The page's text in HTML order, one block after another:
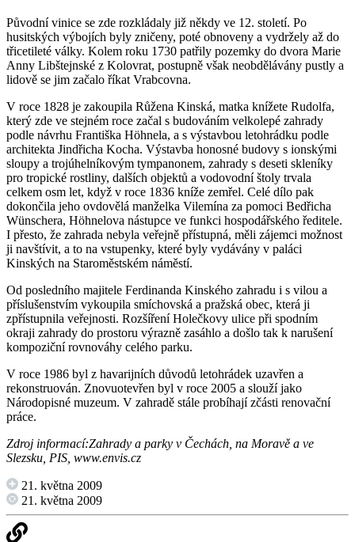
Původní vinice se zde rozkládaly již někdy ve 12. století. Po
husitských výbojích byly zničeny, poté obnoveny a vydržely až do
třicetileté války. Kolem roku 1730 patřily pozemky do dvora Marie
Anny Libštejnské z Kolovrat, postupně však neobdělávány pustly a
lidově se jim začalo říkat Vrabcovna.
V roce 1828 je zakoupila Růžena Kinská, matka knížete Rudolfa,
který zde ve stejném roce začal s budováním velkolepé zahrady
podle návrhu Františka Höhnela, a s výstavbou letohrádku podle
architekta Jindřicha Kocha. Výstavba honosné budovy s ionskými
sloupy a trojúhelníkovým tympanonem, zahrady s deseti skleníky
pro tropické rostliny, dalších objektů a vodovodní štoly trvala
celkem osm let, když v roce 1836 kníže zemřel. Celé dílo pak
dokončila jeho ovdovělá manželka Vilemína za pomoci Bedřicha
Wünschera, Höhnelova nástupce ve funkci hospodářského ředitele.
I přesto, že zahrada nebyla veřejně přístupná, měli zájemci možnost
ji navštívit, a to na vstupenky, které byly vydávány v paláci
Kinských na Staroměstském náměstí.
Od posledního majitele Ferdinanda Kinského zahradu i s vilou a
příslušenstvím vykoupila smíchovská a pražská obec, která ji
zpřístupnila veřejnosti. Rozšíření Holečkovy ulice při spodním
okraji zahrady do prostoru výrazně zasáhlo a došlo tak k narušení
kompoziční rovnováhy celého parku.
V roce 1986 byl z havarijních důvodů letohrádek uzavřen a
rekonstruován. Znovuotevřen byl v roce 2005 a slouží jako
Národopisné muzeum. V zahradě stále probíhají zčásti renovační
práce.
Zdroj informací:Zahrady a parky v Čechách, na Moravě a ve
Slezsku, PIS, www.envis.cz
21. května 2009
21. května 2009